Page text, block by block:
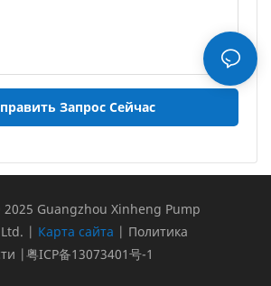
Запрос Сейчас
Guangzhou Xinheng Pump
| Карта сайта | Политика
| 粤ICP备13073401号-1